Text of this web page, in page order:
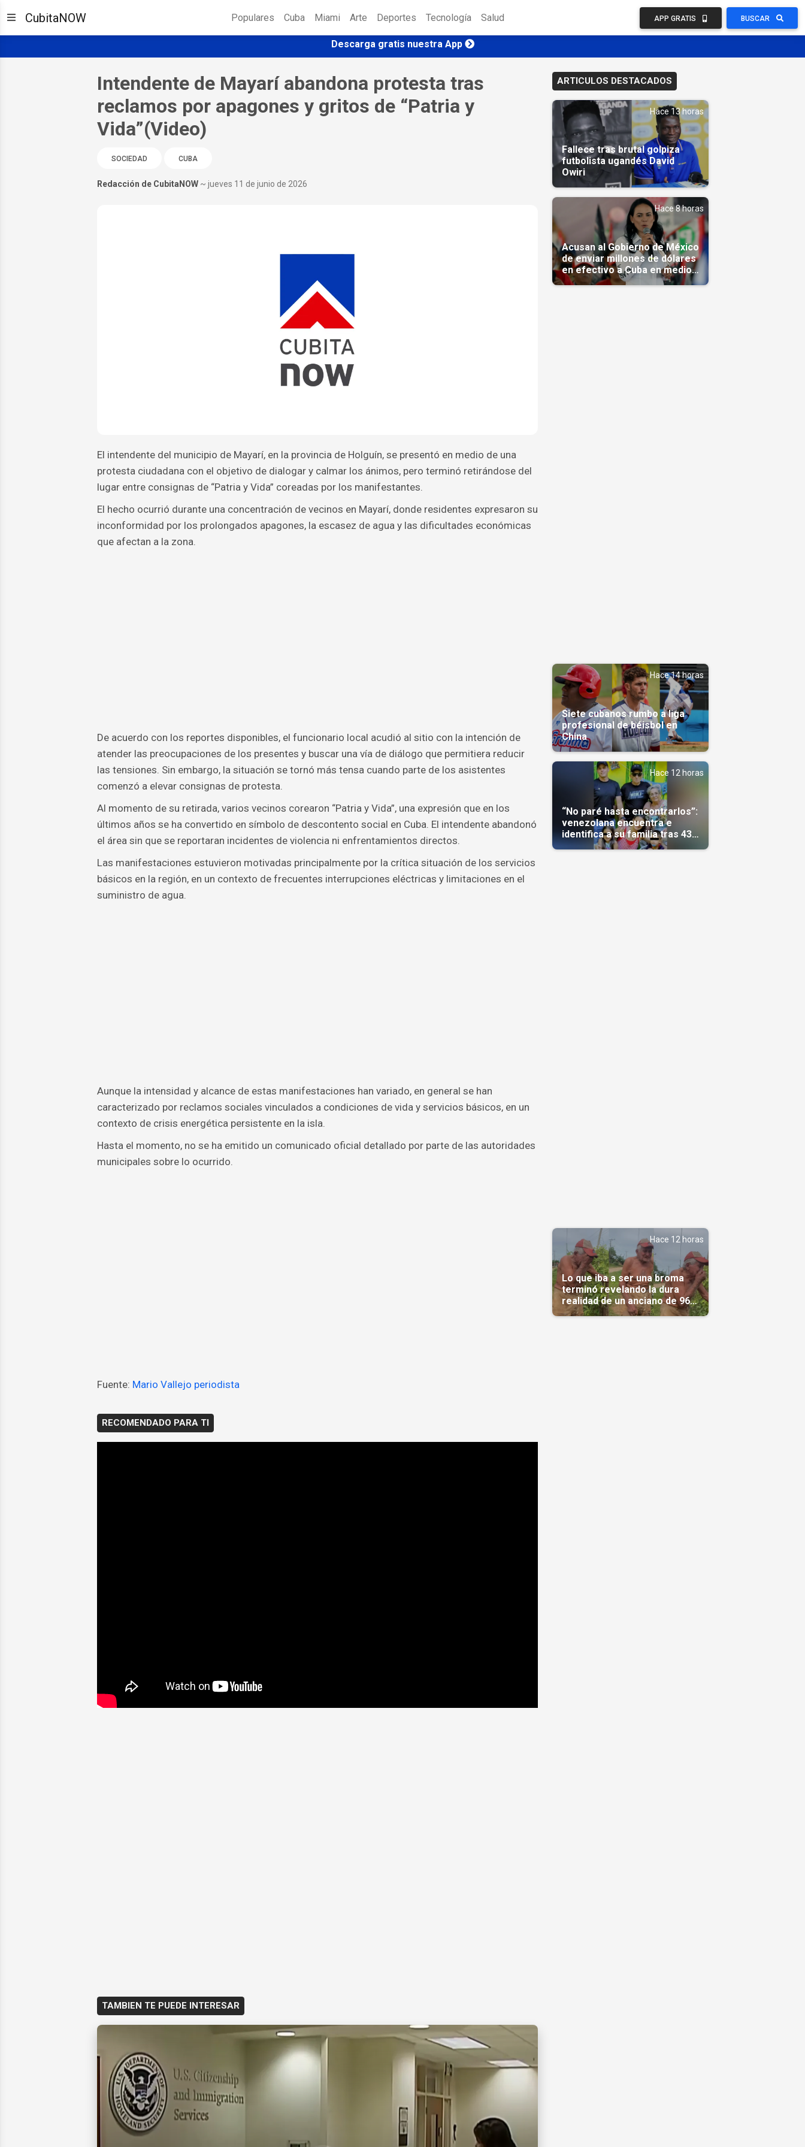
CubitaNOW Populares Cuba Miami Arte Deportes Tecnología Salud APP GRATIS BUSCAR
Descarga gratis nuestra App
Intendente de Mayarí abandona protesta tras
reclamos por apagones y gritos de “Patria y
Vida”(Video)
SOCIEDAD CUBA
Redacción de CubitaNOW ~ jueves 11 de junio de 2026
El intendente del municipio de Mayarí, en la provincia de Holguín, se presentó en medio de una
protesta ciudadana con el objetivo de dialogar y calmar los ánimos, pero terminó retirándose del
lugar entre consignas de “Patria y Vida” coreadas por los manifestantes.
El hecho ocurrió durante una concentración de vecinos en Mayarí, donde residentes expresaron su
inconformidad por los prolongados apagones, la escasez de agua y las dificultades económicas
que afectan a la zona.
De acuerdo con los reportes disponibles, el funcionario local acudió al sitio con la intención de
atender las preocupaciones de los presentes y buscar una vía de diálogo que permitiera reducir
las tensiones. Sin embargo, la situación se tornó más tensa cuando parte de los asistentes
comenzó a elevar consignas de protesta.
Al momento de su retirada, varios vecinos corearon “Patria y Vida”, una expresión que en los
últimos años se ha convertido en símbolo de descontento social en Cuba. El intendente abandonó
el área sin que se reportaran incidentes de violencia ni enfrentamientos directos.
Las manifestaciones estuvieron motivadas principalmente por la crítica situación de los servicios
básicos en la región, en un contexto de frecuentes interrupciones eléctricas y limitaciones en el
suministro de agua.
Aunque la intensidad y alcance de estas manifestaciones han variado, en general se han
caracterizado por reclamos sociales vinculados a condiciones de vida y servicios básicos, en un
contexto de crisis energética persistente en la isla.
Hasta el momento, no se ha emitido un comunicado oficial detallado por parte de las autoridades
municipales sobre lo ocurrido.
Fuente: Mario Vallejo periodista
RECOMENDADO PARA TI
TAMBIEN TE PUEDE INTERESAR
ARTICULOS DESTACADOS
Hace 13 horas
Fallece tras brutal golpiza
futbolista ugandés David
Owiri
Hace 8 horas
Acusan al Gobierno de México
de enviar millones de dólares
en efectivo a Cuba en medio
de la crisis de la Isla
Hace 14 horas
Siete cubanos rumbo a liga
profesional de béisbol en
China
Hace 12 horas
“No paré hasta encontrarlos”:
venezolana encuentra e
identifica a su familia tras 43
días del terremoto
Hace 12 horas
Lo que iba a ser una broma
terminó revelando la dura
realidad de un anciano de 96
años(Video)